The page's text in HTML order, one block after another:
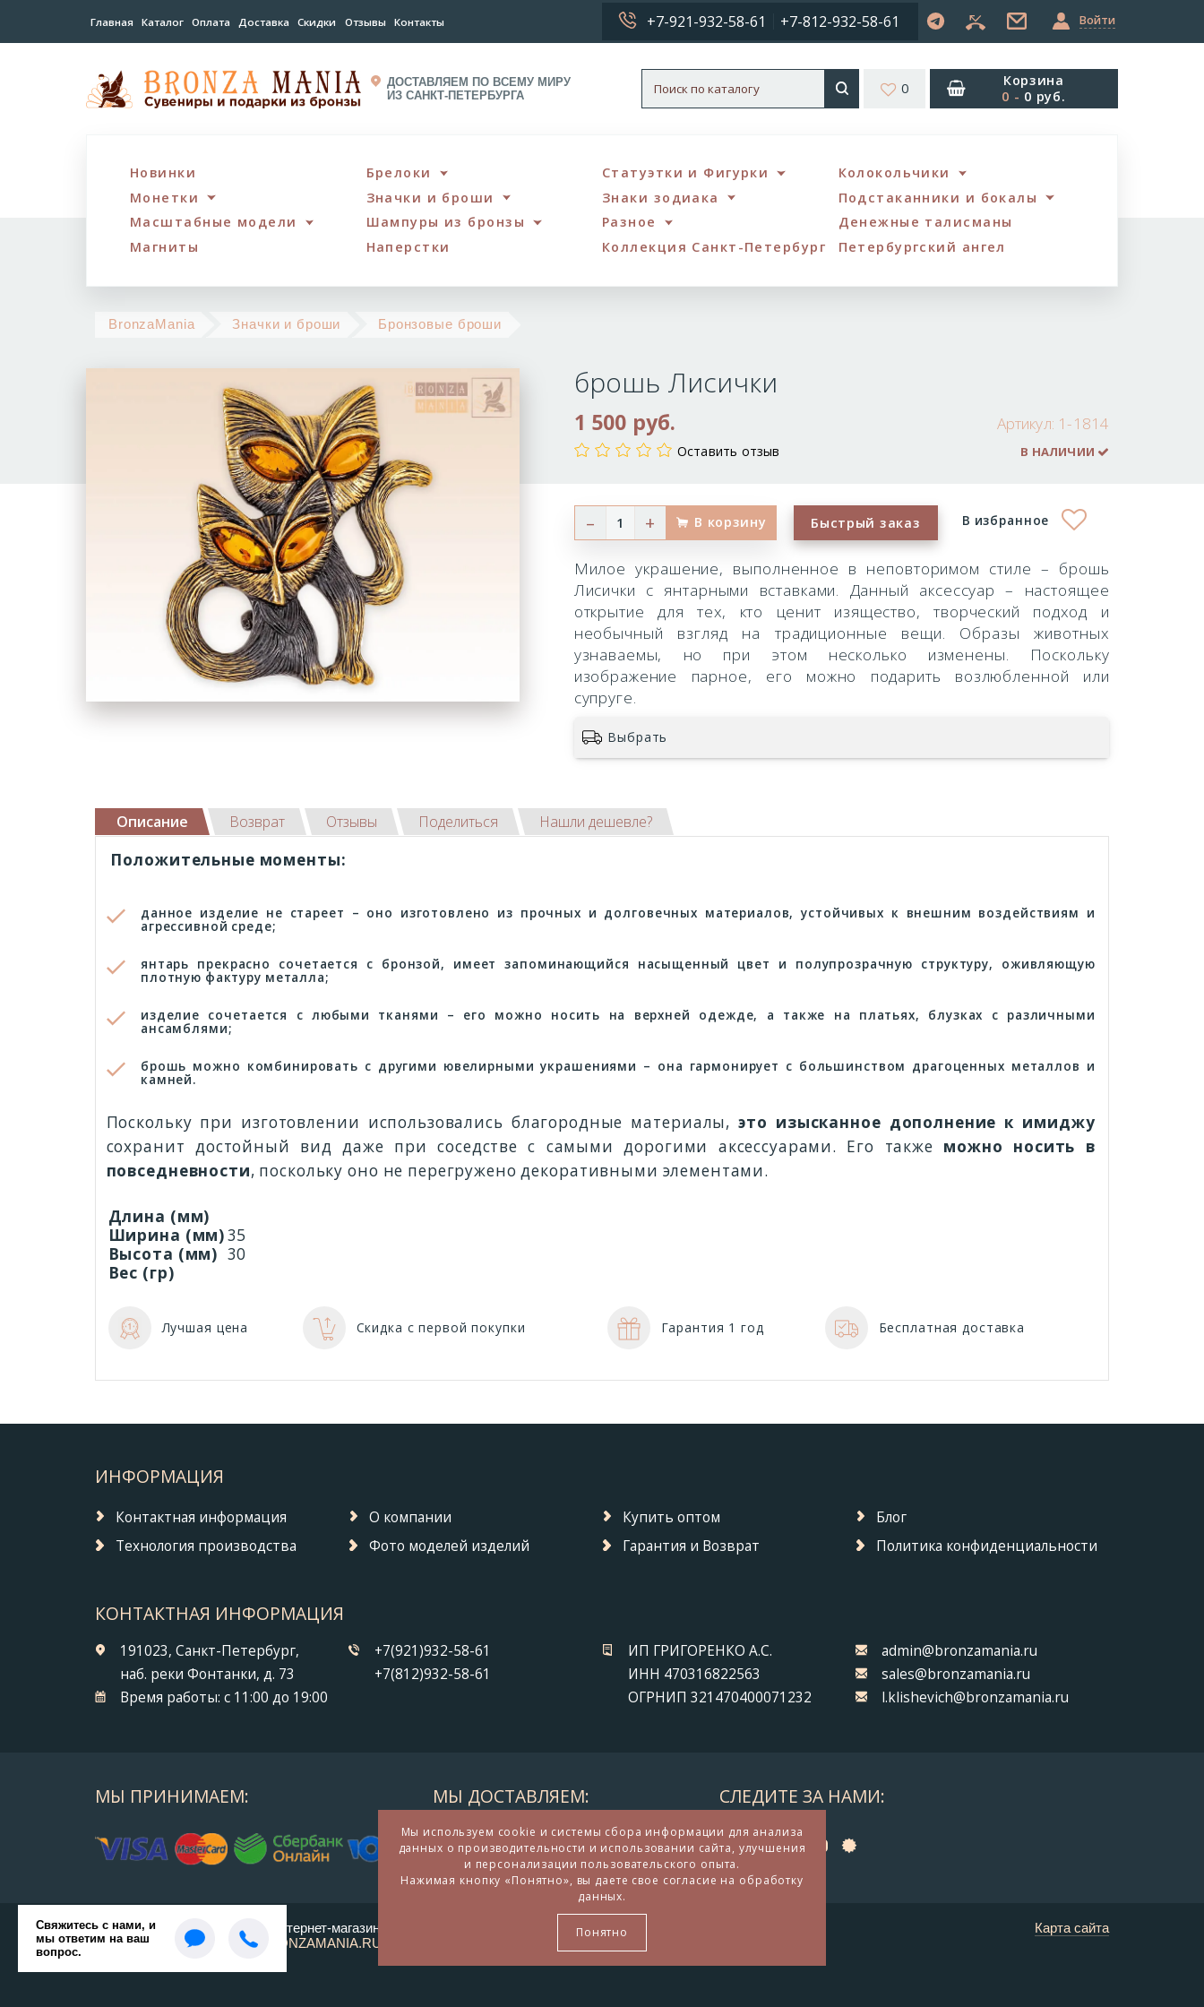
Главная Каталог Оплата Доставка Скидки Отзывы Контакты +7-921-932-58-61 +7-812-932-58-61 Войти
ДОСТАВЛЯЕМ ПО ВСЕМУ МИРУ
ИЗ САНКТ-ПЕТЕРБУРГА
0
Корзина
0 - 0 руб.
Новинки Брелоки Статуэтки и Фигурки
Колокольчики
Монетки
Значки и броши Знаки зодиака
Подстаканники и бокалы
Масштабные модели
Шампуры из бронзы Разное
Денежные талисманы
Магниты
Наперстки Коллекция Санкт-Петербург Петербургский ангел
BronzaMania Значки и броши Бронзовые броши
брошь Лисички
Артикул: 1-1814
В НАЛИЧИИ
1 500 руб.
Оставить отзыв
– + В корзину Быстрый заказ В избранное
Милое украшение, выполненное в неповторимом стиле – брошь
Лисички с янтарными вставками. Данный аксессуар – настоящее
открытие для тех, кто ценит изящество, творческий подход и
необычный взгляд на традиционные вещи. Образы животных
узнаваемы, но при этом несколько изменены. Поскольку
изображение парное, его можно подарить возлюбленной или
супруге.
Выбрать
Описание Возврат Отзывы Поделиться Нашли дешевле?
Положительные моменты:
данное изделие не стареет – оно изготовлено из прочных и долговечных материалов, устойчивых к внешним воздействиям и
агрессивной среде;
янтарь прекрасно сочетается с бронзой, имеет запоминающийся насыщенный цвет и полупрозрачную структуру, оживляющую
плотную фактуру металла;
изделие сочетается с любыми тканями – его можно носить на верхней одежде, а также на платьях, блузках с различными
ансамблями;
брошь можно комбинировать с другими ювелирными украшениями – она гармонирует с большинством драгоценных металлов и
камней.
Поскольку при изготовлении использовались благородные материалы,это изысканное дополнение к имиджу
сохранит достойный вид даже при соседстве с самыми дорогими аксессуарами. Его также можно носить в
повседневности, поскольку оно не перегружено декоративными элементами.
Длина (мм)
Ширина (мм)35
Высота (мм) 30
Вес (гр)
Лучшая цена Скидка с первой покупки Гарантия 1 год Бесплатная доставка
ИНФОРМАЦИЯ
Контактная информация О компании Купить оптом
Блог
Технология производства
Фото моделей изделий Гарантия и Возврат Политика конфиденциальности
КОНТАКТНАЯ ИНФОРМАЦИЯ
191023, Санкт-Петербург,
наб. реки Фонтанки, д. 73
Время работы: с 11:00 до 19:00
+7(921)932-58-61
+7(812)932-58-61
ИП ГРИГОРЕНКО А.С.
ИНН 470316822563
ОГРНИП 321470400071232
admin@bronzamania.ru
sales@bronzamania.ru
l.klishevich@bronzamania.ru
МЫ ПРИНИМАЕМ: МЫ ДОСТАВЛЯЕМ: СЛЕДИТЕ ЗА НАМИ:
© 2014-2026 БронзаМания -
Интернет-магазин подарков и сувениров из бронзы
ВСЕ ПРАВА ЗАЩИЩЕНЫ BRONZAMANIA.RU®
Карта сайта
Мы используем cookie и системы сбора информации для анализа
данных о производительности и использовании сайта, улучшения
и персонализации пользовательского опыта.
Нажимая кнопку «Понятно», вы даете свое согласие на обработку
данных.
Понятно